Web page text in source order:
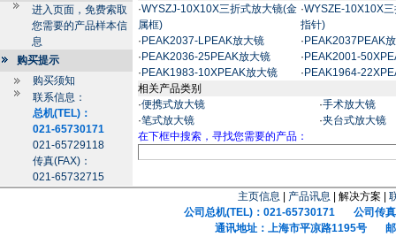
进入页面，免费索取
您需要的产品样本信
息
购买提示
购买须知
联系信息：
总机(TEL)：
021-65730171
021-65729118
传真(FAX)：
021-65732715
·WYSZJ-10X10X三折式放大镜(金
属框)
·WYSZE-10X10X
指针)
· PEAK2037-LPEAK放大镜 · PEAK2037PEAK
· PEAK2036-25PEAK放大镜 · PEAK2001-
· PEAK1983-10XPEAK放大镜 · PEAK1964-
相关产品类别
·便携式放大镜 ·手术放大镜
·笔式放大镜 ·夹台式放大镜
在下框中搜索，寻找您需要的产品：
主页信息 产品讯息 | 解决方案 |
公司总机(TEL)：021-65730171 公司传真
通讯地址：上海市平凉路1195号 邮